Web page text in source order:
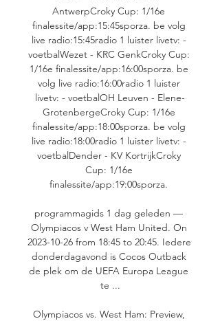
AntwerpCroky Cup: 1/16e
finalessite/app:15:45sporza. be volg
live radio:15:45radio 1 luister livetv: -
voetbalWezet - KRC GenkCroky Cup:
1/16e finalessite/app:16:00sporza. be
volg live radio:16:00radio 1 luister
livetv: - voetbalOH Leuven - Elene-
GrotenbergeCroky Cup: 1/16e
finalessite/app:18:00sporza. be volg
live radio:18:00radio 1 luister livetv: -
voetbalDender - KV KortrijkCroky
Cup: 1/16e
finalessite/app:19:00sporza.
programmagids 1 dag geleden —
Olympiacos v West Ham United. On
2023-10-26 from 18:45 to 20:45. Iedere
donderdagavond is Cocos Outback
de plek om de UEFA Europa League
te ...
Olympiacos vs. West Ham: Preview,